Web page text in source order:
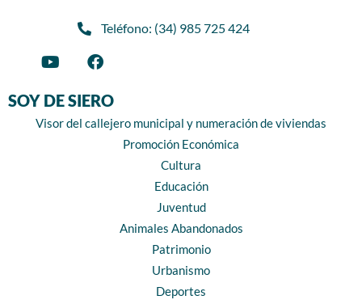
Teléfono: (34) 985 725 424
SOY DE SIERO
Visor del callejero municipal y numeración de viviendas
Promoción Económica
Cultura
Educación
Juventud
Animales Abandonados
Patrimonio
Urbanismo
Deportes